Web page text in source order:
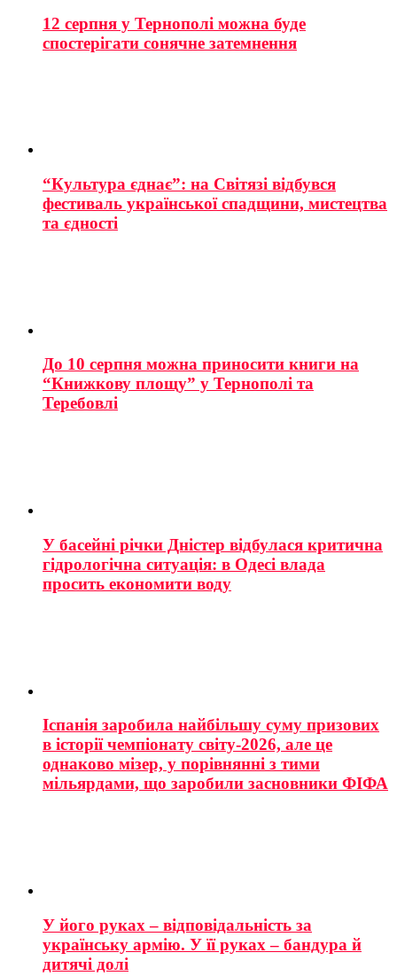
12 серпня у Тернополі можна буде
спостерігати сонячне затемнення
“Культура єднає”: на Світязі відбувся
фестиваль української спадщини, мистецтва
та єдності
До 10 серпня можна приносити книги на
“Книжкову площу” у Тернополі та
Теребовлі
У басейні річки Дністер відбулася критична
гідрологічна ситуація: в Одесі влада
просить економити воду
Іспанія заробила найбільшу суму призових
в історії чемпіонату світу-2026, але це
однаково мізер, у порівнянні з тими
мільярдами, що заробили засновники ФІФА
У його руках – відповідальність за
українську армію. У її руках – бандура й
дитячі долі